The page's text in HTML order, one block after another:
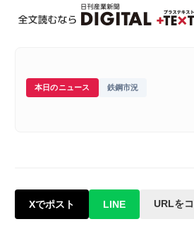
本日のニュース 鉄鋼市況
Xでポスト LINE URLを